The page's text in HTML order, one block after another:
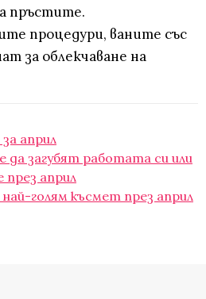
пръстите.
процедури, ваните със
за облекчаване на
април
да загубят работата си или
през април
голям късмет през април